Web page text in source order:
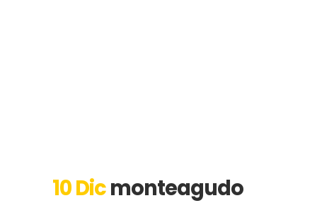
10 Dicmonteagudo